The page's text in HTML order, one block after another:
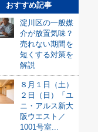
おすすめ記事
淀川区の一般媒
介が放置気味？
売れない期間を
短くする対策を
解説
８月１日（土）
２日（日）「ユ
ニ・アルス新大
阪ウエスト／
1001号室...